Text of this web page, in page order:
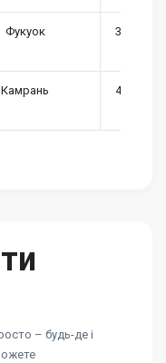
Фукуок 3,2-3,7
Камрань 4,5-5,5
– будь-де і